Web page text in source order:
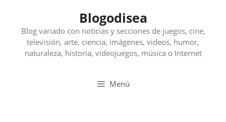
contenido
Blogodisea
Blog variado con noticias y secciones de juegos, cine,
televisión, arte, ciencia, imágenes, videos, humor,
naturaleza, historia, videojuegos, música o Internet
Menú